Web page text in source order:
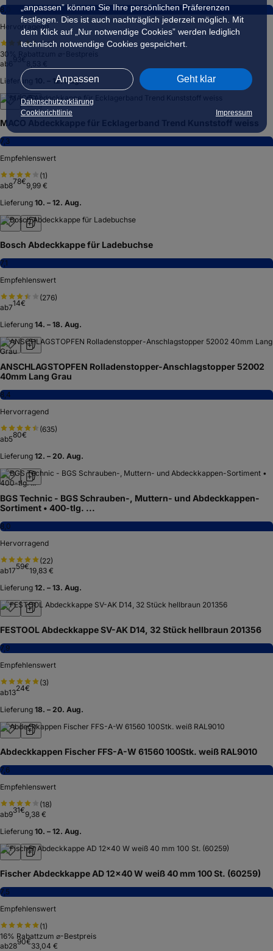
„anpassen” können Sie Ihre persönlichen Präferenzen
festlegen. Dies ist auch nachträglich jederzeit möglich. Mit
dem Klick auf „Nur notwendige Cookies” werden lediglich
technisch notwendige Cookies gespeichert.
Anpassen Geht klar
Datenschutzerklärung
Cookierichtlinie
Impressum
8,0
Hervorragend
(20)
30
ab
Lieferung
10. – 12. Aug.
MACO Abdeckkappe für Ecklagerband Trend Kunststoff weiss
7,3
Empfehlenswert
(1)
ab878€9,99 €
Lieferung 10. – 12. Aug.
Bosch Abdeckkappe für Ladebuchse
7,1
Empfehlenswert
(276)
ab714€
Lieferung 14. – 18. Aug.
ANSCHLAGSTOPFEN Rolladenstopper-Anschlagstopper 52002
40mm Lang Grau
8,4
Hervorragend
(635)
ab580€
Lieferung 12. – 20. Aug.
BGS Technic - BGS Schrauben-, Muttern- und Abdeckkappen-
Sortiment • 400-tlg. ...
8,0
Hervorragend
(22)
ab1759€19,83 €
Lieferung 12. – 13. Aug.
FESTOOL Abdeckkappe SV-AK D14, 32 Stück hellbraun 201356
7,9
Empfehlenswert
(3)
ab1324€
Lieferung 18. – 20. Aug.
Abdeckkappen Fischer FFS-A-W 61560 100Stk. weiß RAL9010
7,6
Empfehlenswert
(18)
ab931€9,38 €
Lieferung 10. – 12. Aug.
Fischer Abdeckkappe AD 12x40 W weiß 40 mm 100 St. (60259)
7,5
Empfehlenswert
(1)
16% Rabattzum ⌀-Bestpreis
ab2890€33,04 €